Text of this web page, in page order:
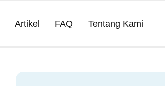
Artikel FAQ Tentang Kami